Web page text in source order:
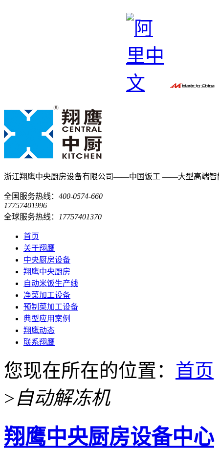
浙江翔鹰中央厨房设备有限公司——中国饭工 ——大型高端智
全国服务热线： 400-0574-660
17757401996
全球服务热线：
17757401370
首页
关于翔鹰
中央厨房设备
翔鹰中央厨房
自动米饭生产线
净菜加工设备
预制菜加工设备
典型应用案例
翔鹰动态
联系翔鹰
您现在所在的位置： 首页
>自动解冻机
翔鹰中央厨房设备中心